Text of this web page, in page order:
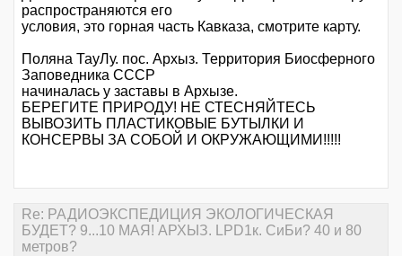
распространяются его
условия, это горная часть Кавказа, смотрите карту.
Поляна ТауЛу. пос. Архыз. Территория Биосферного
Заповедника СССР
начиналась у заставы в Архызе.
БЕРЕГИТЕ ПРИРОДУ! НЕ СТЕСНЯЙТЕСЬ
ВЫВОЗИТЬ ПЛАСТИКОВЫЕ БУТЫЛКИ И
КОНСЕРВЫ ЗА СОБОЙ И ОКРУЖАЮЩИМИ!!!!!
Re: РАДИОЭКСПЕДИЦИЯ ЭКОЛОГИЧЕСКАЯ
БУДЕТ? 9...10 МАЯ! АРХЫЗ. LPD1к. СиБи? 40 и 80
метров?